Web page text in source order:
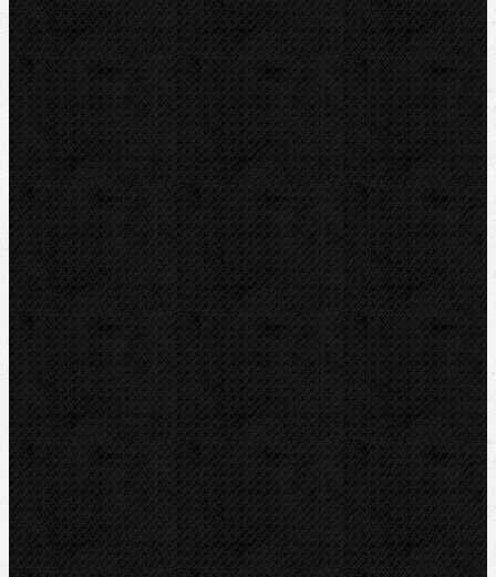
Kleště
Kleště na trapézové plechy
Příslušenství
Ohýbačky
Vyhrdlovače
Lisování
Závitořezy
Drážkovače
Pily